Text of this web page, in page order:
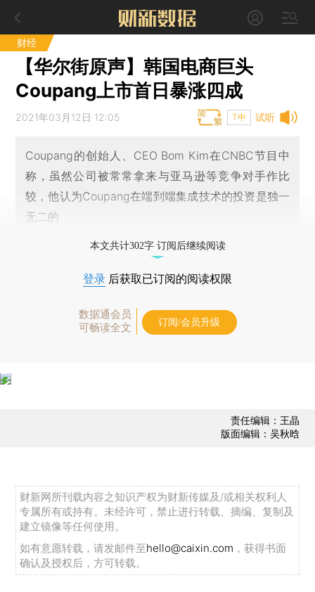
财经
【华尔街原声】韩国电商巨头
Coupang上市首日暴涨四成
试听
2021年03月12日 12:05 T中
Coupang的创始人、CEO Bom Kim在CNBC节目中
称，虽然公司被常常拿来与亚马逊等竞争对手作比
较，他认为Coupang在端到端集成技术的投资是独一
无二的
本文共计302字 订阅后继续阅读
登录 后获取已订阅的阅读权限
数据通会员
可畅读全文
订阅/会员升级
责任编辑：王晶
版面编辑：吴秋晗
财新网所刊载内容之知识产权为财新传媒及/或相关权利人
专属所有或持有。未经许可，禁止进行转载、摘编、复制及
建立镜像等任何使用。
如有意愿转载，请发邮件至hello@caixin.com ，获得书面
确认及授权后，方可转载。